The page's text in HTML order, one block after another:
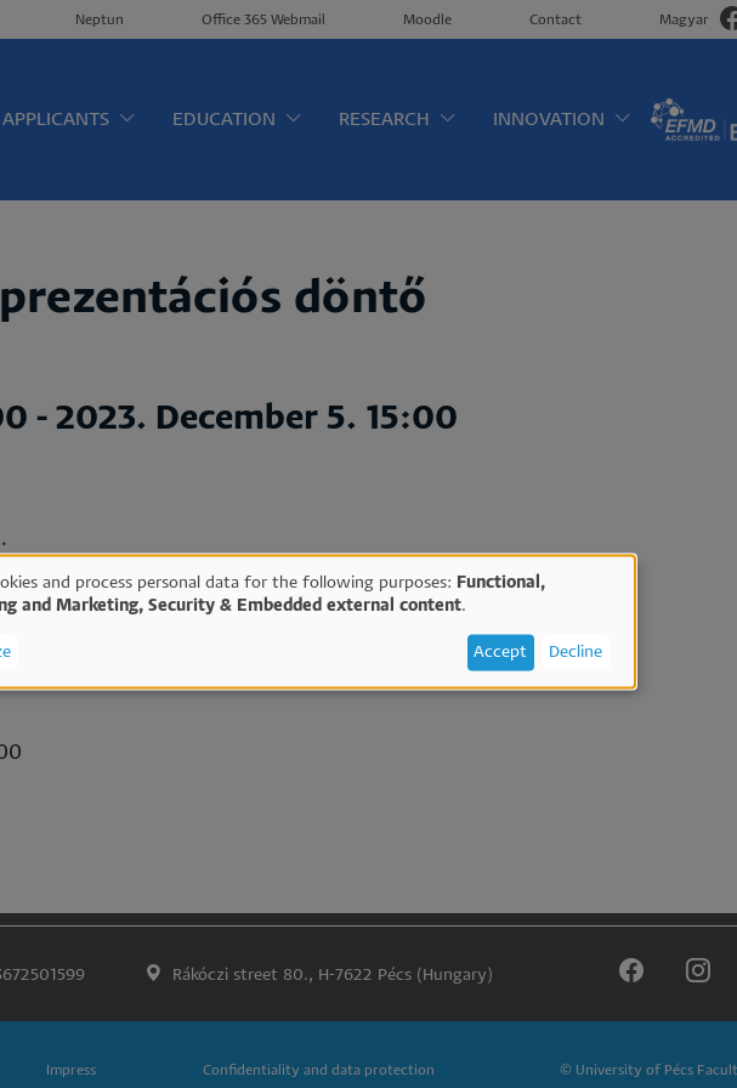
Neptun Office 365 Webmail Moodle Contact Magyar
APPLICANTS EDUCATION RESEARCH INNOVATION
döntő
- 2023. December 5. 15:00
Rákóczi street 80., H-7622 Pécs (Hungary)
Impress Confidentiality and data protection © University of Pécs
and process personal data for the following purposes:
Functional,
and Marketing, Security & Embedded external content.
Decline
Accept